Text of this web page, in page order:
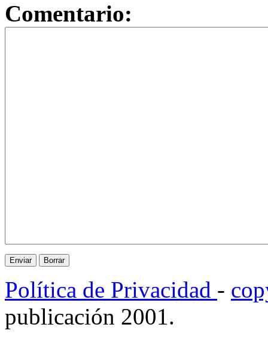
Comentario:
Política de Privacidad -
publicación 2001.